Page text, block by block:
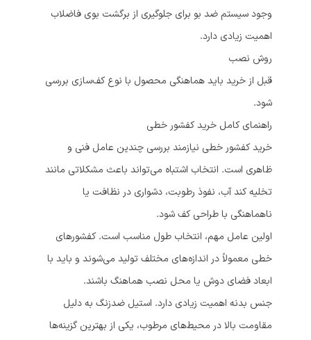
وجود سیستم ضد بو برای جلوگیری از برگشت بوی فاضلاب
اهمیت زیادی دارد.
روش نصب
قبل از خرید باید هماهنگی محصول با نوع کف‌سازی بررسی
شود.
راهنمای کامل خرید کفشور خطی
خرید کفشور خطی نیازمند بررسی چندین عامل فنی و
ظاهری است. انتخاب اشتباه می‌تواند باعث مشکلاتی مانند
تخلیه کند آب، نفوذ رطوبت، دشواری در نظافت یا
ناهماهنگی با طراحی کف شود.
اولین عامل مهم، انتخاب طول مناسب است. کفشورهای
خطی معمولاً در اندازه‌های مختلف تولید می‌شوند و باید با
ابعاد فضای دوش یا محل نصب هماهنگ باشند.
جنس بدنه اهمیت زیادی دارد. استیل ضدزنگ به دلیل
مقاومت بالا در محیط‌های مرطوب، یکی از بهترین گزینه‌ها